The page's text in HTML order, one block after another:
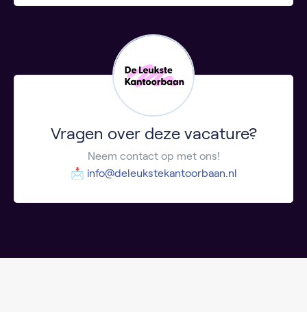
Vragen over deze vacature?
Neem contact op met ons!
📩 info@deleukstekantoorbaan.nl